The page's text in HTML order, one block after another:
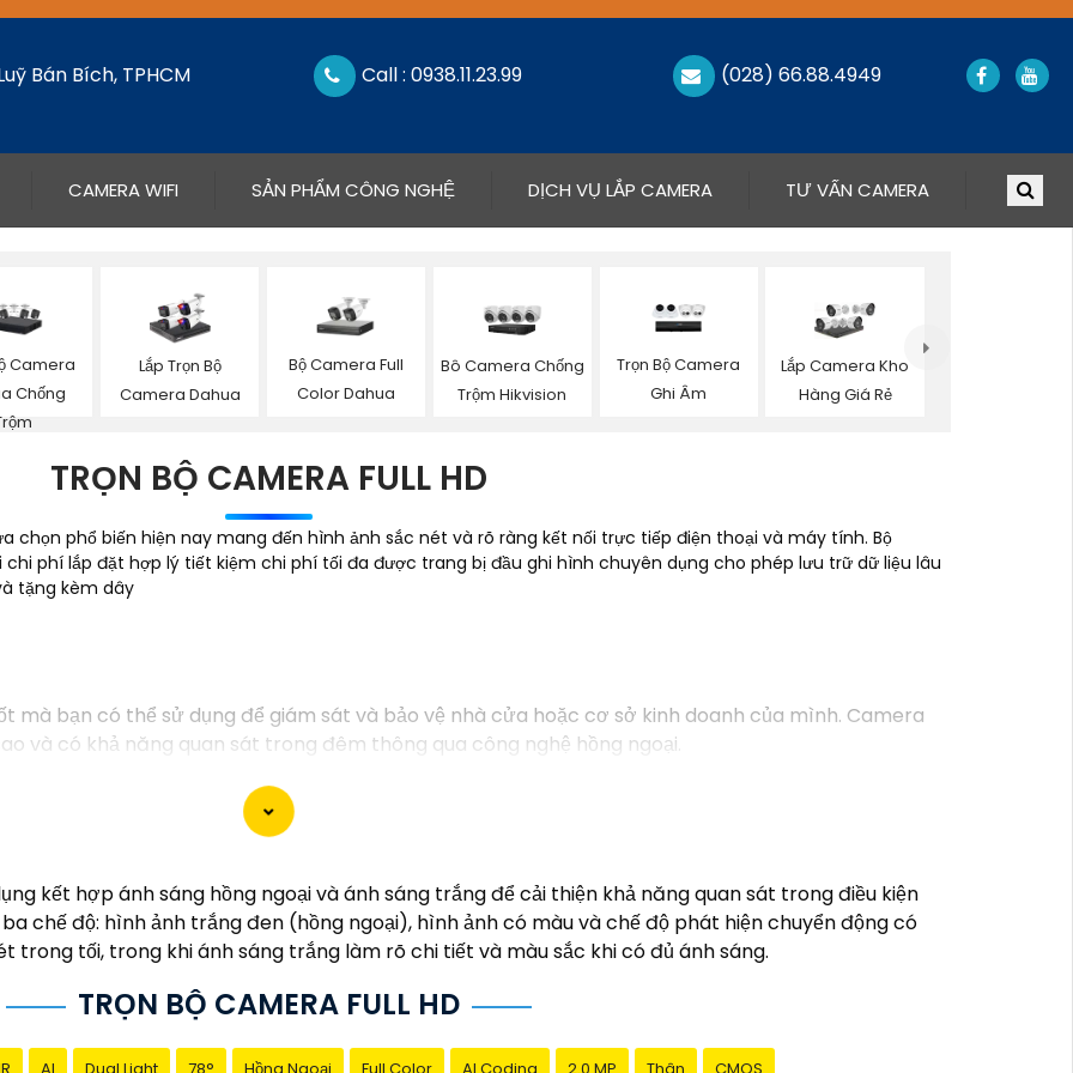
Bán Bích, TPHCM Call : 0938.11.23.99 (028) 66.88.4949
CAMERA WIFI SẢN PHẨM CÔNG NGHỆ DỊCH VỤ LẮP CAMERA TƯ VẤN CAMERA
Camera
Chống
Lắp Trọn Bộ
Camera Dahua
Bộ Camera Full
Color Dahua
Bô Camera Chống
Trộm Hikvision
Trọn Bộ Camera
Ghi Âm
Lắp Camera Kho
Hàng Giá Rẻ
TRỌN BỘ CAMERA FULL HD
chọn phổ biến hiện nay mang đến hình ảnh sắc nét và rõ ràng kết nối trực tiếp điện thoại và máy tính. Bộ
phí lắp đặt hợp lý tiết kiệm chi phí tối đa được trang bị đầu ghi hình chuyên dụng cho phép lưu trữ dữ liệu lâu
tặng kèm dây
mà bạn có thể sử dụng để giám sát và bảo vệ nhà cửa hoặc cơ sở kinh doanh của mình. Camera
và có khả năng quan sát trong đêm thông qua công nghệ hồng ngoại.
ảnh: Sắc nét, chất lượng cao- Công nghệ hồng ngoại: Có khả năng quan sát trong đêm- Kết nối:
điều khiển: Có thể kết nối với smartphone để xem qua mạng internet từ xa- Chức năng cảnh báo:
HD sẽ là sự lựa chọn tốt để nâng cao an toàn an ninh cho gia đình và công việc của bạn. Bạn có thể
tử hoặc trên các trang mạng chuyên về thiết bị an ninh.
kết hợp ánh sáng hồng ngoại và ánh sáng trắng để cải thiện khả năng quan sát trong điều kiện
chế độ: hình ảnh trắng đen (hồng ngoại), hình ảnh có màu và chế độ phát hiện chuyển động có
trong tối, trong khi ánh sáng trắng làm rõ chi tiết và màu sắc khi có đủ ánh sáng.
TRỌN BỘ CAMERA FULL HD